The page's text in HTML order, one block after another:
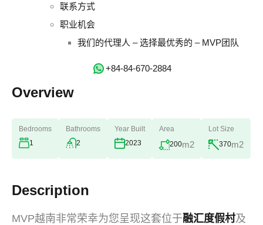
联系方式
职业机会
我们的代理人 – 选择最优秀的 – MVP团队
‭+84-84-670-2884‬
Overview
Bedrooms
1
Bathrooms
2
Year Built
2023
Area
200m2
Lot Size
370m2
Description
MVP越南非常荣幸为您呈现这套位于融汇度假村及